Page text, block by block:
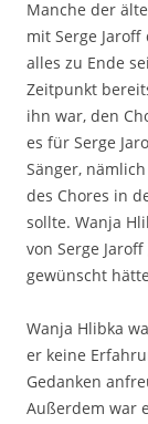
Manche der
mit Serge
alles zu Ende
Zeitpunkt
ihn war, den
es für Serge
Sänger,
des Chores in
sollte. Wanja
von Serge
gewünscht
Wanja Hlibka
er keine
Gedanken
Außerdem war